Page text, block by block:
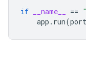
if __name__ ==
app . run(port